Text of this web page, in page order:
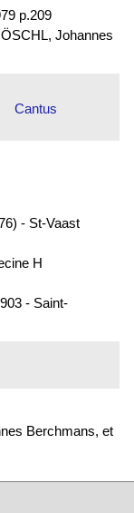
p.209
Johannes
Cantus
- St-Vaast
H
- Saint-
Berchmans, et